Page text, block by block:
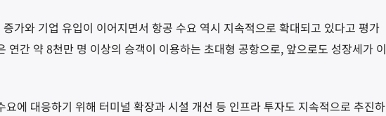
가와 기업 유입이 이어지면서 항공 수요 역시 지속적으로 확대되고 있다고 평가
연간 약8천만 명 이상의 승객이 이용하는 초대형 공항으로, 앞으로도 성장세가 이
요에 대응하기 위해 터미널 확장과 시설 개선 등 인프라 투자도 지속적으로 추진하